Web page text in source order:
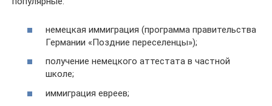
немецкая иммиграция (программа правительства
Германии «Поздние переселенцы»);
получение немецкого аттестата в частной
школе;
иммиграция евреев;